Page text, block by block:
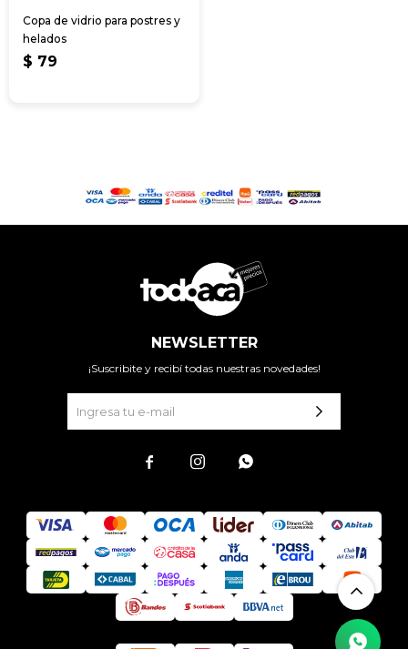
Copa de vidrio para postres y
helados
$ 79
NEWSLETTER
¡Suscribite y recibí todas nuestras novedades!
  